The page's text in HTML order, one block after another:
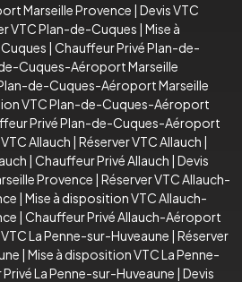
Marseille Provence | Devis VTC
VTC Plan-de-Cuques | Mise à
| Chauffeur Privé Plan-de-
Cuques-Aéroport Marseille
de-Cuques-Aéroport Marseille
VTC Plan-de-Cuques-Aéroport
Privé Plan-de-Cuques-Aéroport
Allauch | Réserver VTC Allauch |
| Chauffeur Privé Allauch | Devis
Provence | Réserver VTC Allauch-
| Mise à disposition VTC Allauch-
| Chauffeur Privé Allauch-Aéroport
La Penne-sur-Huveaune | Réserver
| Mise à disposition VTC La Penne-
La Penne-sur-Huveaune | Devis